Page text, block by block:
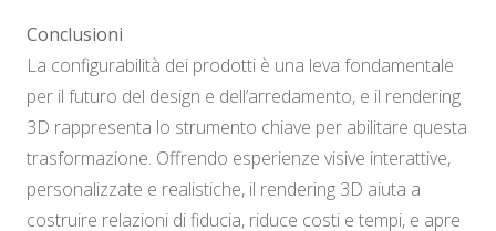
Conclusioni
La configurabilità dei prodotti è una leva fondamentale
per il futuro del design e dell’arredamento, e il rendering
3D rappresenta lo strumento chiave per abilitare questa
trasformazione. Offrendo esperienze visive interattive,
personalizzate e realistiche, il rendering 3D aiuta a
costruire relazioni di fiducia, riduce costi e tempi, e apre